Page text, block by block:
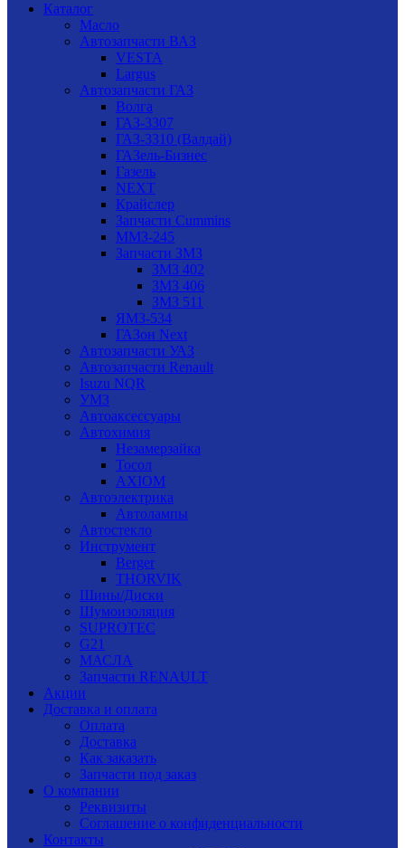
Каталог
Масло
Автозапчасти ВАЗ
VESTA
Largus
Автозапчасти ГАЗ
Волга
ГАЗ-3307
ГАЗ-3310 (Валдай)
ГАЗель-Бизнес
Газель
NEXT
Крайслер
Запчасти Cummins
ММЗ-245
Запчасти ЗМЗ
ЗМЗ 402
ЗМЗ 406
ЗМЗ 511
ЯМЗ-534
ГАЗон Next
Автозапчасти УАЗ
Автозапчасти Renault
Isuzu NQR
УМЗ
Автоаксессуары
Автохимия
Незамерзайка
Тосол
AXIOM
Автоэлектрика
Автолампы
Автостекло
Инструмент
Berger
THORVIK
Шины/Диски
Шумоизоляция
SUPROTEC
G21
МАСЛА
Запчасти RENAULT
Акции
Доставка и оплата
Оплата
Доставка
Как заказать
Запчасти под заказ
О компании
Реквизиты
Соглашение о конфиденциальности
Контакты